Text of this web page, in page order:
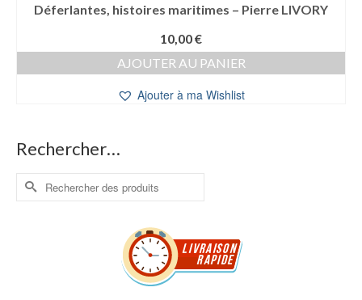
Déferlantes, histoires maritimes – Pierre LIVORY
10,00€
AJOUTER AU PANIER
Ajouter à ma Wishlist
Rechercher…
Rechercher :